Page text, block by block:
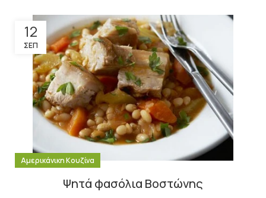
12
ΣΕΠ
Αμερικάνικη Κουζίνα
Ψητά φασόλια Βοστώνης